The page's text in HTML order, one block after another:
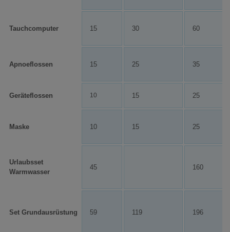
Tauchcomputer 15 30 60
Apnoeflossen 15 25 35
Geräteflossen 10 15 25
Maske 10 15 25
Urlaubsset
Warmwasser
45 160
Set Grundausrüstung 59 119 196